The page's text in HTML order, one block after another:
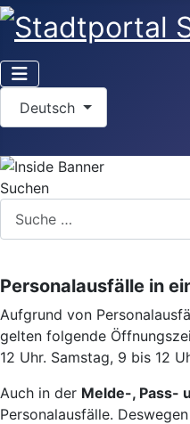
Deutsch
Suchen
Personalausfälle in
Aufgrund von
gelten folgende
12 Uhr. Samstag, 9 bis 12
Auch in der Melde-, Pass-
Personalausfälle.